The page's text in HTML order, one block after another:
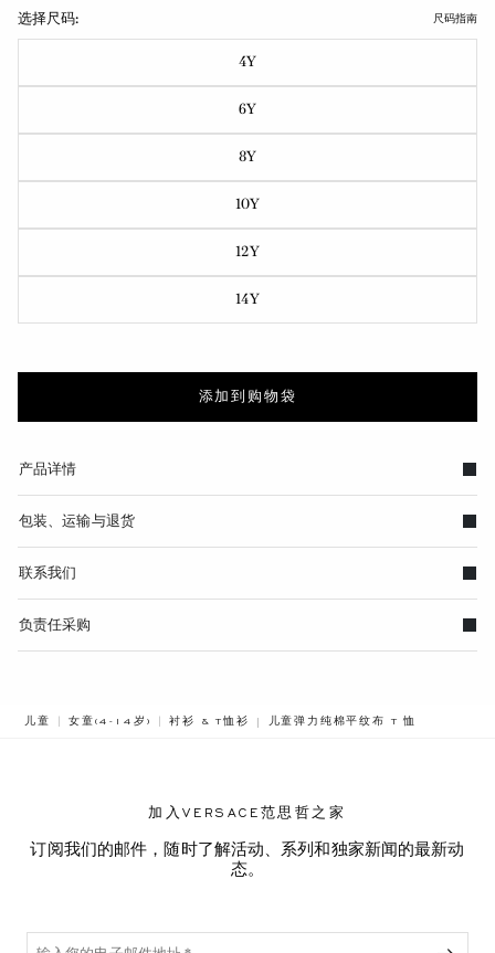
选择尺码: 尺码指南
4Y
6Y
8Y
10Y
12Y
14Y
添加到购物袋
产品详情
包装、运输与退货
联系我们
负责任采购
儿童 女童(4-14岁) 衬衫 & T恤衫 儿童弹力纯棉平纹布 T 恤
加入VERSACE范思哲之家
订阅我们的邮件，随时了解活动、系列和独家新闻的最新动
态。